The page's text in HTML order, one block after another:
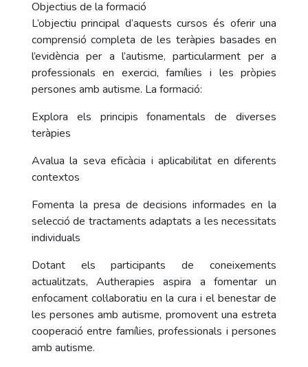
Objectius de la formació
L’objectiu principal d’aquests cursos és oferir una
comprensió completa de les teràpies basades en
l’evidència per a l’autisme, particularment per a
professionals en exercici, famílies i les pròpies
persones amb autisme. La formació:
Explora els principis fonamentals de diverses
teràpies
Avalua la seva eficàcia i aplicabilitat en diferents
contextos
Fomenta la presa de decisions informades en la
selecció de tractaments adaptats a les necessitats
individuals
Dotant els participants de coneixements
actualitzats, Autherapies aspira a fomentar un
enfocament col·laboratiu en la cura i el benestar de
les persones amb autisme, promovent una estreta
cooperació entre famílies, professionals i persones
amb autisme.